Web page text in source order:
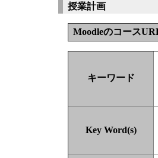
授業計画
Moodleのコース
キーワード
Key Word(s)